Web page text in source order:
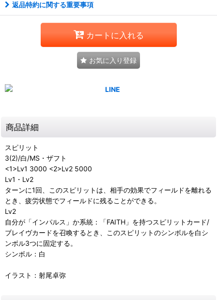
返品特約に関する重要事項
カートに入れる
お気に入り登録
商品詳細
スピリット
3(2)/白/MS・ザフト
<1>Lv1 3000 <2>Lv2 5000
Lv1・Lv2
ターンに1回、このスピリットは、相手の効果でフィールドを離れる
とき、疲労状態でフィールドに残ることができる。
Lv2
自分が「インパルス」か系統：「FAITH」を持つスピリットカード/
ブレイヴカードを召喚するとき、このスピリットのシンボルを白シ
ンボル3つに固定する。
シンボル：白
イラスト：射尾卓弥